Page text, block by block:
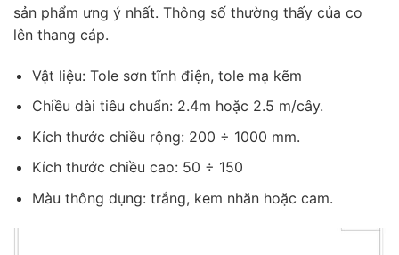
sản phẩm ưng ý nhất. Thông số thường thấy của co
lên thang cáp.
Vật liệu: Tole sơn tĩnh điện, tole mạ kẽm
Chiều dài tiêu chuẩn: 2.4m hoặc 2.5 m/cây.
Kích thước chiều rộng: 200 ÷ 1000 mm.
Kích thước chiều cao: 50 ÷ 150
Màu thông dụng: trắng, kem nhăn hoặc cam.